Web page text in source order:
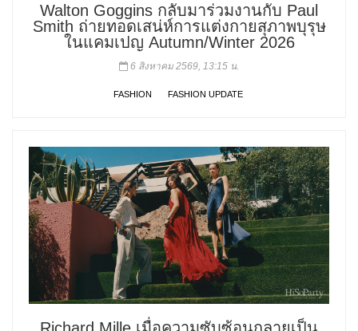
Walton Goggins กลับมาร่วมงานกับ Paul
Smith ถ่ายทอดเสน่ห์การแต่งกายสุภาพบุรุษ
ในแคมเปญ Autumn/Winter 2026
6 สิงหาคม 2569, 13:15 น.
FASHION FASHION UPDATE